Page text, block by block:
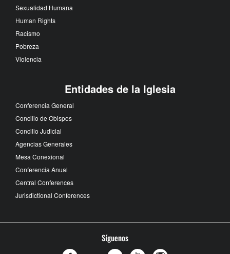
Sexualidad Humana
Human Rights
Racismo
Pobreza
Violencia
Entidades de la Iglesia
Conferencia General
Concilio de Obispos
Concilio Judicial
Agencias Generales
Mesa Conexional
Conferencia Anual
Central Conferences
Jurisdictional Conferences
Síguenos